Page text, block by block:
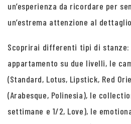
un’esperienza da ricordare per
un’estrema attenzione al
Scoprirai differenti tipi di
appartamento su due livelli, le
(Standard, Lotus, Lipstick, Red
(Arabesque, Polinesia), le
settimane e 1/2, Love), le